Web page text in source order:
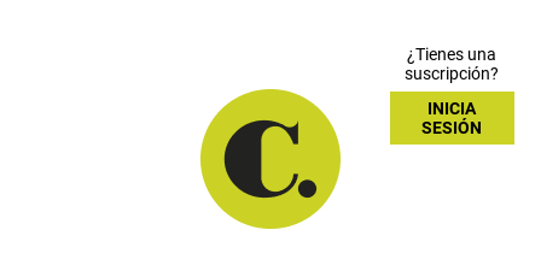
¿Tienes una
suscripción?
INICIA
SESIÓN